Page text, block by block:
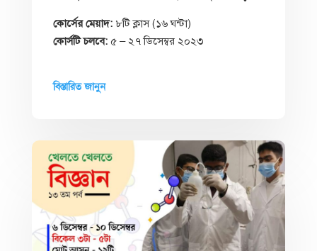
কোর্সের মেয়াদ:৮টি ক্লাস (১৬ ঘন্টা)
কোর্সটি চলবে:৫ – ২৭ ডিসেম্বর ২০২৩
বিস্তারিত জানুন